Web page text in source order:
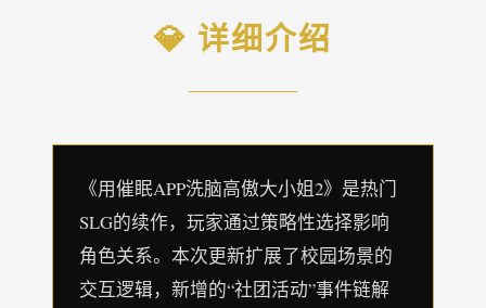
💎 详细介绍
《用催眠APP洗脑高傲大小姐2》是热门
SLG的续作，玩家通过策略性选择影响
角色关系。本次更新扩展了校园场景的
交互逻辑，新增的“社团活动”事件链解